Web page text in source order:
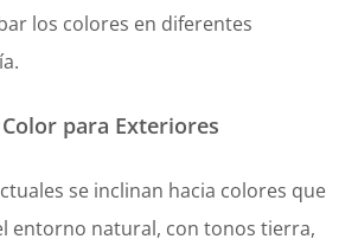
los colores en diferentes
para Exteriores
se inclinan hacia colores que
entorno natural, con tonos tierra,